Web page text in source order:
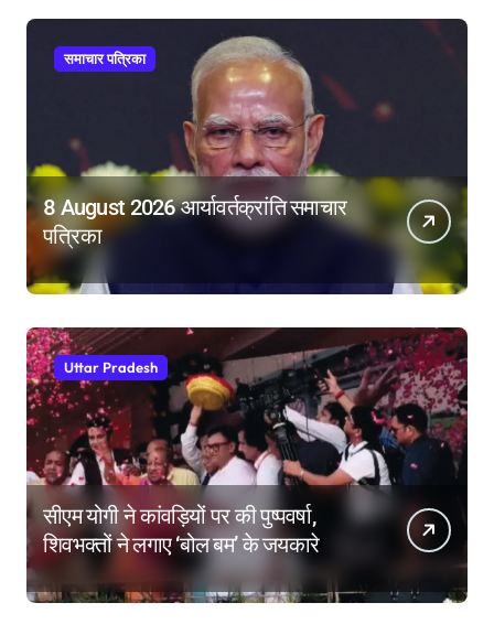
समाचार पत्रिका
8 August 2026 आर्यावर्तक्रांति समाचार
पत्रिका
Uttar Pradesh
सीएम योगी ने कांवड़ियों पर की पुष्पवर्षा,
शिवभक्तों ने लगाए ‘बोल बम’ के जयकारे